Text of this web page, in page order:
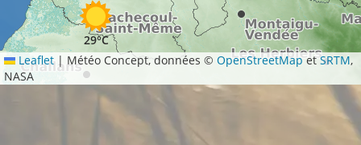
29°C
Leaflet | Météo Concept, données ©OpenStreetMapetSRTM,
NASA